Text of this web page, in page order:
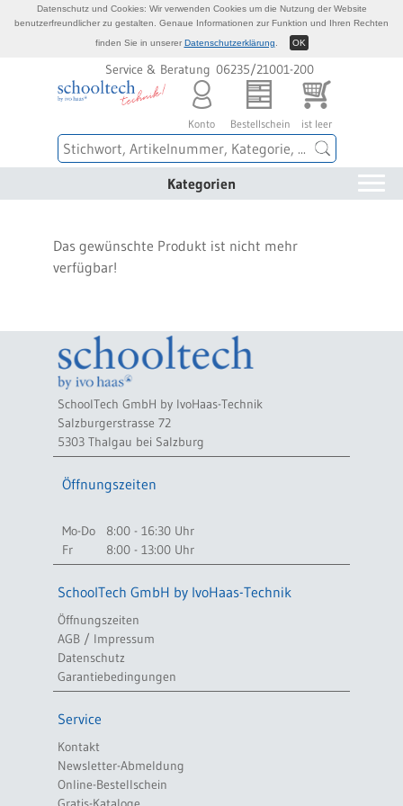
Service & Beratung 06235/21001-200
Konto Bestellschein ist leer
Kategorien
Das gewünschte Produkt ist nicht mehr
verfügbar!
SchoolTech GmbH by IvoHaas-Technik
Salzburgerstrasse 72
5303 Thalgau bei Salzburg
Öffnungszeiten
Mo-Do
8:00 - 16:30 Uhr
Fr
8:00 - 13:00 Uhr
SchoolTech GmbH by IvoHaas-Technik
Öffnungszeiten
AGB / Impressum
Datenschutz
Garantiebedingungen
Service
Kontakt
Newsletter-Abmeldung
Online-Bestellschein
Datenschutz und Cookies: Wir verwenden Cookies um die Nutzung der Website
benutzerfreundlicher zu gestalten. Genaue Informationen zur Funktion und Ihren Rechten
finden Sie in unserer Datenschutzerklärung OK